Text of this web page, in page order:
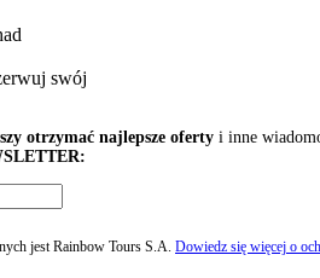
swój
otrzymać najlepsze oferty i inne
jest Rainbow Tours S.A. Dowiedz się więcej o